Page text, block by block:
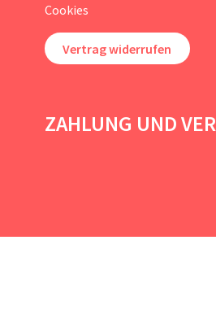
Cookies
Vertrag widerrufen
ZAHLUNG UND